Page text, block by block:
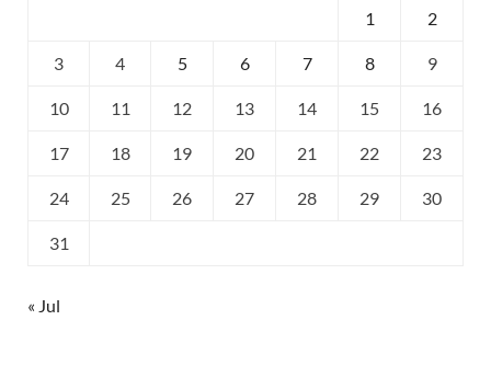
1 2
3 4 5 6 7 8 9
10 11 12 13 14 15 16
17 18 19 20 21 22 23
24 25 26 27 28 29 30
31
« Jul